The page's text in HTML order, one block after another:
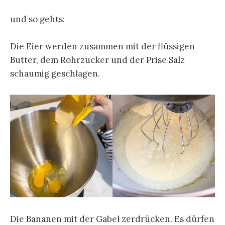
und so gehts:
Die Eier werden zusammen mit der flüssigen
Butter, dem Rohrzucker und der Prise Salz
schaumig geschlagen.
Die Bananen mit der Gabel zerdrücken. Es dürfen